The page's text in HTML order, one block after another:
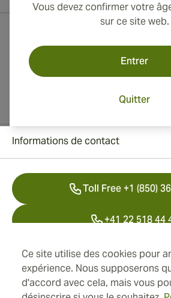
Ce site utilise des cookies pour
expérience. Nous supposerons
d'accord avec cela, mais vous
Vous devez confirmer votre
sur ce site web.
Entrer
Quitter
Informations de contact
Toll Free +1 (850)
+41 22 518 44